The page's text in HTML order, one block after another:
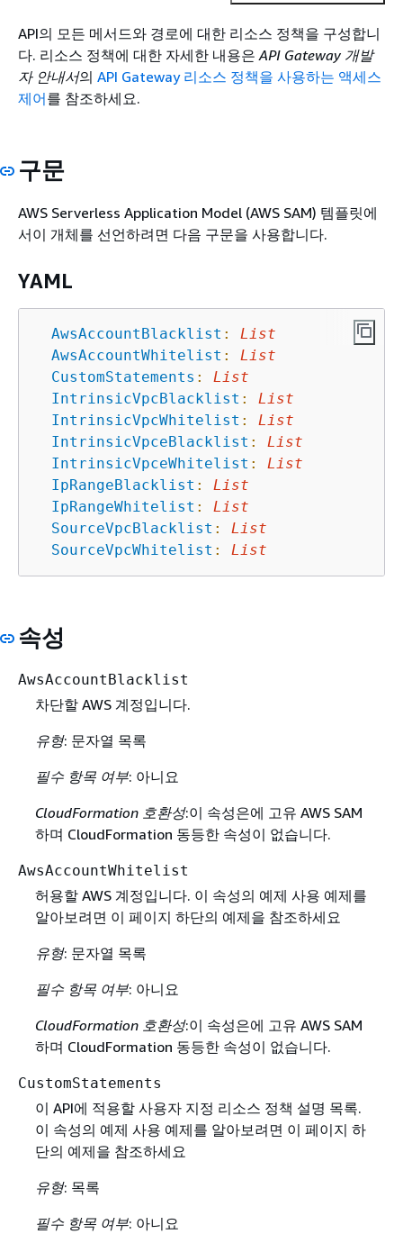
API의 모든 메서드와 경로에 대한 리소스 정책을 구성합니
다. 리소스 정책에 대한 자세한 내용은API Gateway 개발
자 안내서의 API Gateway 리소스 정책을 사용하는 액세스
제어를 참조하세요.
구문
AWS Serverless Application Model (AWS SAM) 템플릿에
서이 개체를 선언하려면 다음 구문을 사용합니다.
YAML
AwsAccountBlacklist :
List
AwsAccountWhitelist :
List
CustomStatements :
List
IntrinsicVpcBlacklist :
List
IntrinsicVpcWhitelist :
List
IntrinsicVpceBlacklist :
List
IntrinsicVpceWhitelist :
List
IpRangeBlacklist :
List
IpRangeWhitelist :
List
SourceVpcBlacklist :
List
SourceVpcWhitelist : List
속성
AwsAccountBlacklist
차단할 AWS 계정입니다.
유형: 문자열 목록
필수 항목 여부: 아니요
CloudFormation 호환성:이 속성은에 고유 AWS SAM
하며 CloudFormation 동등한 속성이 없습니다.
AwsAccountWhitelist
허용할 AWS 계정입니다. 이 속성의 예제 사용 예제를
알아보려면 이 페이지 하단의 예제을 참조하세요
유형: 문자열 목록
필수 항목 여부: 아니요
CloudFormation 호환성:이 속성은에 고유 AWS SAM
하며 CloudFormation 동등한 속성이 없습니다.
CustomStatements
이 API에 적용할 사용자 지정 리소스 정책 설명 목록.
이 속성의 예제 사용 예제를 알아보려면 이 페이지 하
단의 예제을 참조하세요
유형: 목록
필수 항목 여부: 아니요